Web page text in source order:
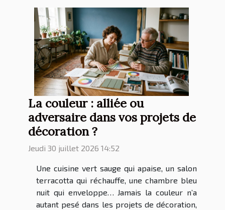
La couleur : alliée ou
adversaire dans vos projets de
décoration ?
Jeudi 30 juillet 2026 14:52
Une cuisine vert sauge qui apaise, un salon
terracotta qui réchauffe, une chambre bleu
nuit qui enveloppe… Jamais la couleur n’a
autant pesé dans les projets de décoration,